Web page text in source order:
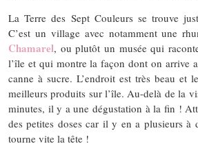
La Terre des Sept Couleurs se trouve
C’est un village avec notamment une
Chamarel, ou plutôt un musée qui
l’île et qui montre la façon dont on arrive
canne à sucre. L’endroit est très beau et
meilleurs produits sur l’île. Au-delà de la
minutes, il y a une dégustation à la fin !
des petites doses car il y en a plusieurs à
tourne vite la tête !